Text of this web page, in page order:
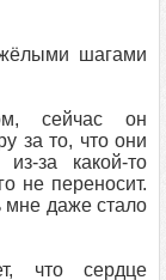
шагами
сейчас он
за то, что они
за какой-то
не переносит.
даже стало
что сердце